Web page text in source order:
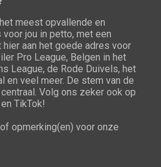
meest opvallende en
jou in petto, met een
aan het goede adres voor
Pro League, Belgen in het
League, de Rode Duivels, het
en veel meer. De stem van de
Volg ons zeker ook op
TikTok!
opmerking(en) voor onze